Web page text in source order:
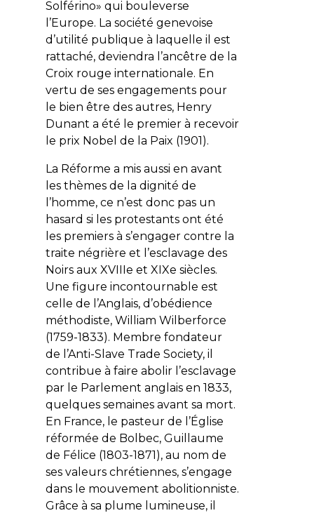
Solférino» qui bouleverse
l’Europe. La société genevoise
d’utilité publique à laquelle il est
rattaché, deviendra l’ancêtre de la
Croix rouge internationale. En
vertu de ses engagements pour
le bien être des autres, Henry
Dunant a été le premier à recevoir
le prix Nobel de la Paix (1901).
La Réforme a mis aussi en avant
les thèmes de la dignité de
l’homme, ce n’est donc pas un
hasard si les protestants ont été
les premiers à s’engager contre la
traite négrière et l’esclavage des
Noirs aux XVIIIe et XIXe siècles.
Une figure incontournable est
celle de l’Anglais, d’obédience
méthodiste, William Wilberforce
(1759-1833). Membre fondateur
de l’Anti-Slave Trade Society, il
contribue à faire abolir l’esclavage
par le Parlement anglais en 1833,
quelques semaines avant sa mort.
En France, le pasteur de l’Église
réformée de Bolbec, Guillaume
de Félice (1803-1871), au nom de
ses valeurs chrétiennes, s’engage
dans le mouvement abolitionniste.
Grâce à sa plume lumineuse, il